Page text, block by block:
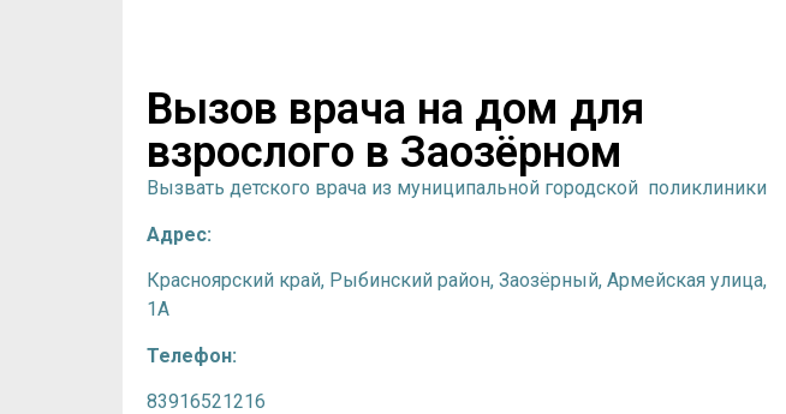
Вызов врача на дом для
взрослого в Заозёрном
Вызвать детского врача из муниципальной городской поликлиники
Адрес:
Красноярский край, Рыбинский район, Заозёрный, Армейская улица,
1А
Телефон:
83916521216